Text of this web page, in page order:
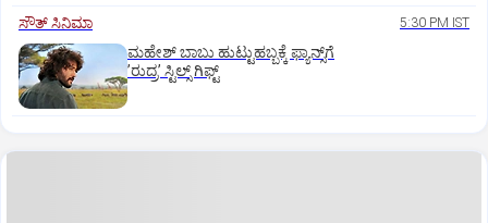
ಸೌತ್‌ ಸಿನಿಮಾ 5:30 PM IST
ಮಹೇಶ್‌ ಬಾಬು ಹುಟ್ಟುಹಬ್ಬಕ್ಕೆ ಫ್ಯಾನ್ಸ್‌ಗೆ
ʼರುದ್ರʼ ಸ್ಟಿಲ್ಸ್‌ ಗಿಫ್ಟ್